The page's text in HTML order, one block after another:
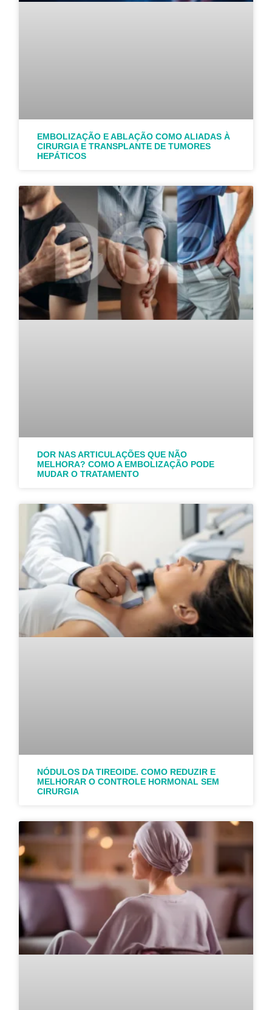
EMBOLIZAÇÃO E ABLAÇÃO COMO ALIADAS À
CIRURGIA E TRANSPLANTE DE TUMORES
HEPÁTICOS
DOR NAS ARTICULAÇÕES QUE NÃO
MELHORA? COMO A EMBOLIZAÇÃO PODE
MUDAR O TRATAMENTO
NÓDULOS DA TIREOIDE. COMO REDUZIR E
MELHORAR O CONTROLE HORMONAL SEM
CIRURGIA